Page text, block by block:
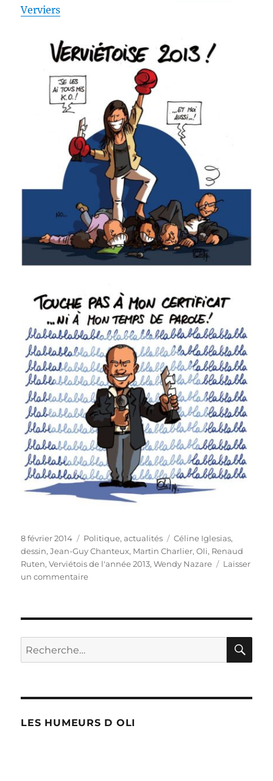
Verviers
Publié
le
8 février 2014 Catégories
Politique, actualités Étiquettes
Céline Iglesias,
dessin,Jean-Guy Chanteux, Martin Charlier,Oli, Renaud
Ruten,Verviétois de l'année 2013,Wendy Nazare
Laisser
un commentairesur
l’année
!
Recherche
pour :
LES HUMEURS D OLI